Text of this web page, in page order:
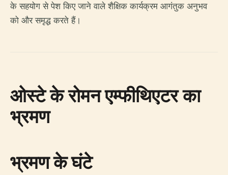
के सहयोग से पेश किए जाने वाले शैक्षिक कार्यक्रम आगंतुक अनुभव
को और समृद्ध करते हैं।
ओस्टे के रोमन एम्फीथिएटर का
भ्रमण
भ्रमण के घंटे